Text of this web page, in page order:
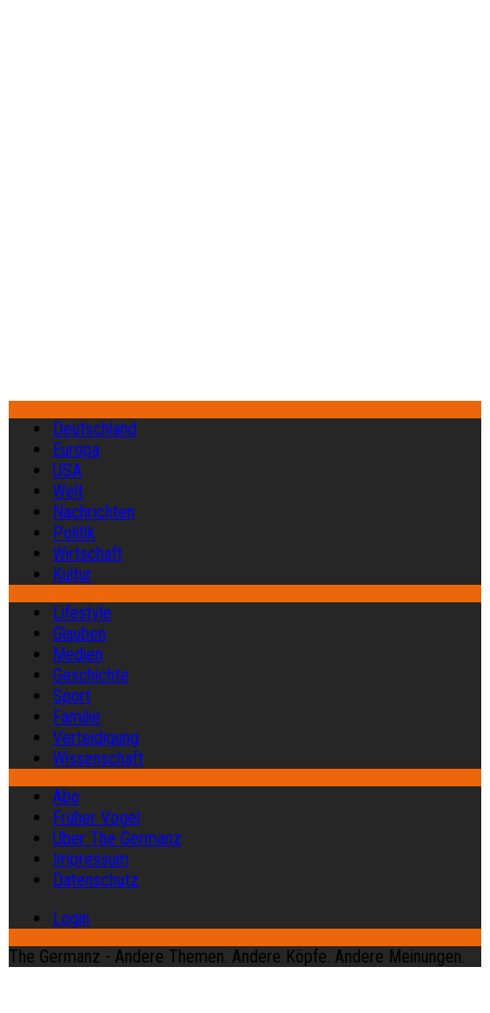
Deutschland
Europa
USA
Welt
Nachrichten
Politik
Wirtschaft
Kultur
Lifestyle
Glauben
Medien
Geschichte
Sport
Familie
Verteidigung
Wissenschaft
Abo
Früher Vogel
Über The Germanz
Impressum
Datenschutz
Login
The Germanz - Andere Themen. Andere Köpfe. Andere Meinungen.